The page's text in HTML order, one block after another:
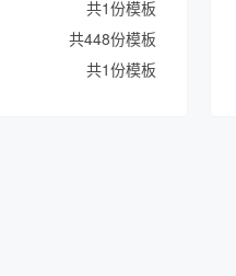
共1份模板
共448份模板
共1份模板